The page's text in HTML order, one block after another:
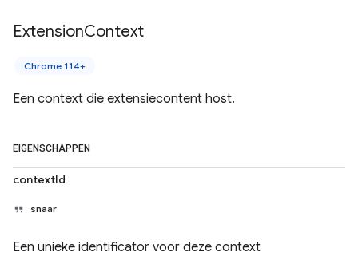
ExtensionContext
Chrome 114+
Een context die extensiecontent host.
EIGENSCHAPPEN
contextId
snaar
Een unieke identificator voor deze context